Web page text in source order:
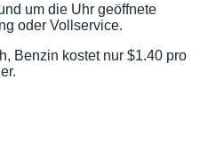
um die Uhr geöffnete
oder Vollservice.
Benzin kostet nur $1.40 pro